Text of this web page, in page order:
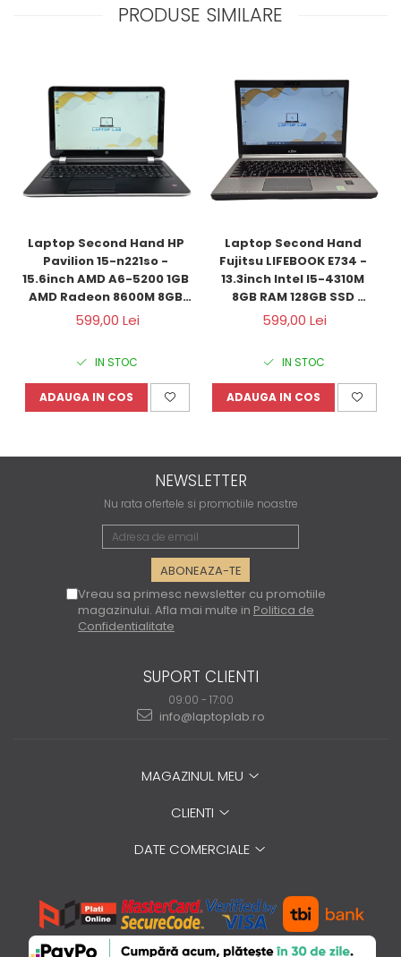
PRODUSE SIMILARE
Laptop Second Hand HP
Pavilion 15-n221so -
15.6inch AMD A6-5200 1GB
AMD Radeon 8600M 8GB
RAM 1000GB HDD Windows
10 Refurbished
599,00 Lei
IN STOC
ADAUGA IN COS
Laptop Second Hand
Fujitsu LIFEBOOK E734 -
13.3inch Intel I5-4310M
8GB RAM 128GB SSD
Windows 10 Refurbished
599,00 Lei
IN STOC
ADAUGA IN COS
NEWSLETTER
Nu rata ofertele si promotiile noastre
Vreau sa primesc newsletter cu promotiile
magazinului. Afla mai multe in Politica de
Confidentialitate
SUPORT CLIENTI
09:00 - 17:00
info@laptoplab.ro
MAGAZINUL MEU
CLIENTI
DATE COMERCIALE